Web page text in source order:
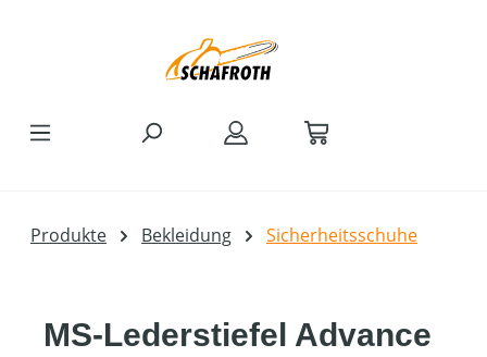
Produkte Bekleidung Sicherheitsschuhe
MS-Lederstiefel Advance